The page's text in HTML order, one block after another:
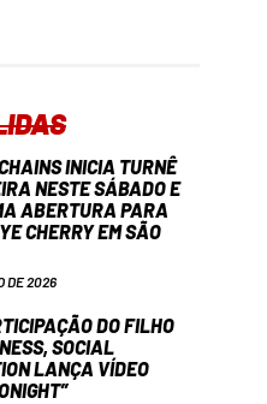
INICIA TURNÊ
NESTE SÁBADO E
ABERTURA PARA
CHERRY EM SÃO
DE 2026
DO FILHO
SOCIAL
LANÇA VÍDEO